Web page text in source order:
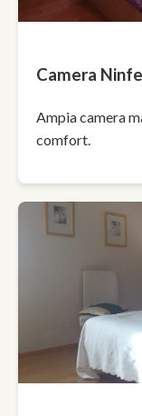
Camera
Ampia camera
comfort.